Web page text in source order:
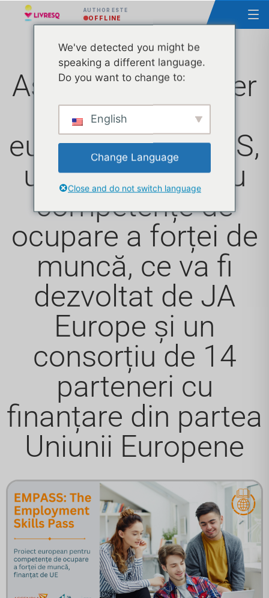
AUTHOR ESTE
OFFLINE
Ascendia, partener
în proiectul
european EMPASS,
un proiect pentru
competențe de
ocupare a forței de
muncă, ce va fi
dezvoltat de JA
Europe și un
consorțiu de 14
parteneri cu
finanțare din partea
Uniunii Europene
We've detected you might be
speaking a different language.
Do you want to change to:
English
Change Language
Close and do not switch language